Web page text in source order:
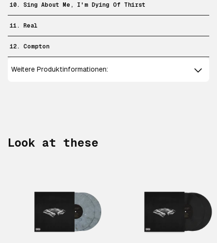
10. Sing About Me, I'm Dying Of Thirst
11. Real
12. Compton
Weitere Produktinformationen:
Look at these